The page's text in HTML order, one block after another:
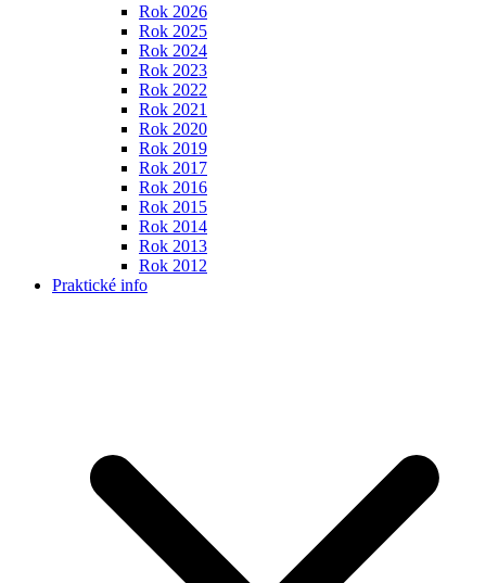
Rok 2026
Rok 2025
Rok 2024
Rok 2023
Rok 2022
Rok 2021
Rok 2020
Rok 2019
Rok 2017
Rok 2016
Rok 2015
Rok 2014
Rok 2013
Rok 2012
Praktické info